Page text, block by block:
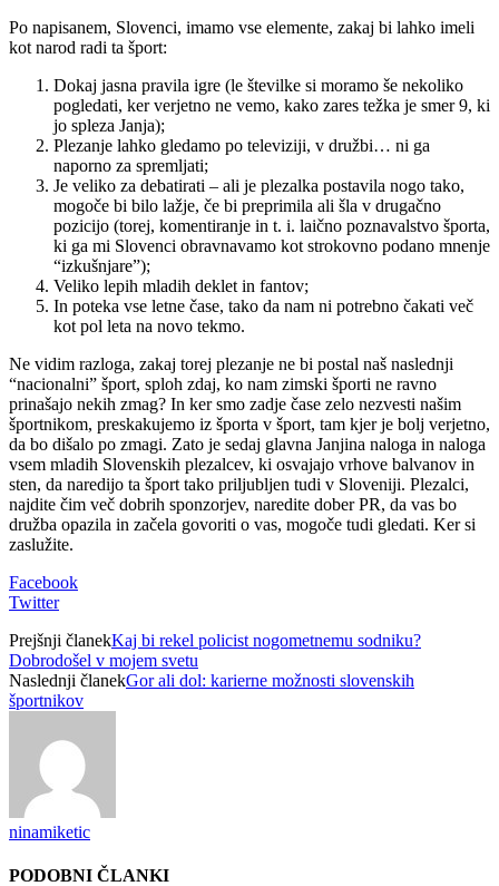
Po napisanem, Slovenci, imamo vse elemente, zakaj bi lahko imeli
kot narod radi ta šport:
Dokaj jasna pravila igre (le številke si moramo še nekoliko
pogledati, ker verjetno ne vemo, kako zares težka je smer 9, ki
jo spleza Janja);
Plezanje lahko gledamo po televiziji, v družbi… ni ga
naporno za spremljati;
Je veliko za debatirati – ali je plezalka postavila nogo tako,
mogoče bi bilo lažje, če bi preprimila ali šla v drugačno
pozicijo (torej, komentiranje in t. i. laično poznavalstvo športa,
ki ga mi Slovenci obravnavamo kot strokovno podano mnenje
“izkušnjare”);
Veliko lepih mladih deklet in fantov;
In poteka vse letne čase, tako da nam ni potrebno čakati več
kot pol leta na novo tekmo.
Ne vidim razloga, zakaj torej plezanje ne bi postal naš naslednji
“nacionalni” šport, sploh zdaj, ko nam zimski športi ne ravno
prinašajo nekih zmag? In ker smo zadje čase zelo nezvesti našim
športnikom, preskakujemo iz športa v šport, tam kjer je bolj verjetno,
da bo dišalo po zmagi. Zato je sedaj glavna Janjina naloga in naloga
vsem mladih Slovenskih plezalcev, ki osvajajo vrhove balvanov in
sten, da naredijo ta šport tako priljubljen tudi v Sloveniji. Plezalci,
najdite čim več dobrih sponzorjev, naredite dober PR, da vas bo
družba opazila in začela govoriti o vas, mogoče tudi gledati. Ker si
zaslužite.
Facebook
Twitter
Prejšnji članekKaj bi rekel policist nogometnemu sodniku?
Dobrodošel v mojem svetu
Naslednji članekGor ali dol: karierne možnosti slovenskih
športnikov
ninamiketic
PODOBNI ČLANKI